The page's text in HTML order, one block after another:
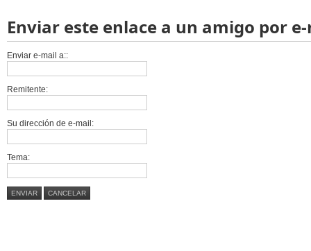
Enviar este enlace a un amigo por
Enviar e-mail a::
Remitente:
Su dirección de e-mail:
Tema:
ENVIAR CANCELAR